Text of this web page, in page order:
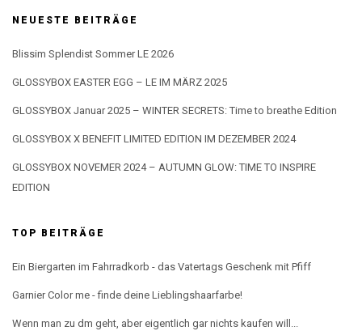
NEUESTE BEITRÄGE
Blissim Splendist Sommer LE 2026
GLOSSYBOX EASTER EGG – LE IM MÄRZ 2025
GLOSSYBOX Januar 2025 – WINTER SECRETS: Time to breathe Edition
GLOSSYBOX X BENEFIT LIMITED EDITION IM DEZEMBER 2024
GLOSSYBOX NOVEMER 2024 – AUTUMN GLOW: TIME TO INSPIRE
EDITION
TOP BEITRÄGE
Ein Biergarten im Fahrradkorb - das Vatertags Geschenk mit Pfiff
Garnier Color me - finde deine Lieblingshaarfarbe!
Wenn man zu dm geht, aber eigentlich gar nichts kaufen will...